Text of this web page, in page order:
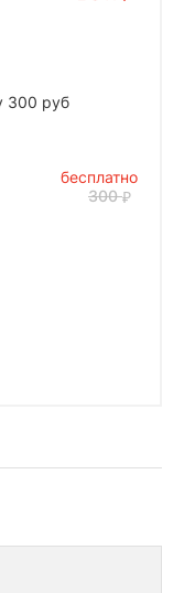
300 руб
бесплатно
300